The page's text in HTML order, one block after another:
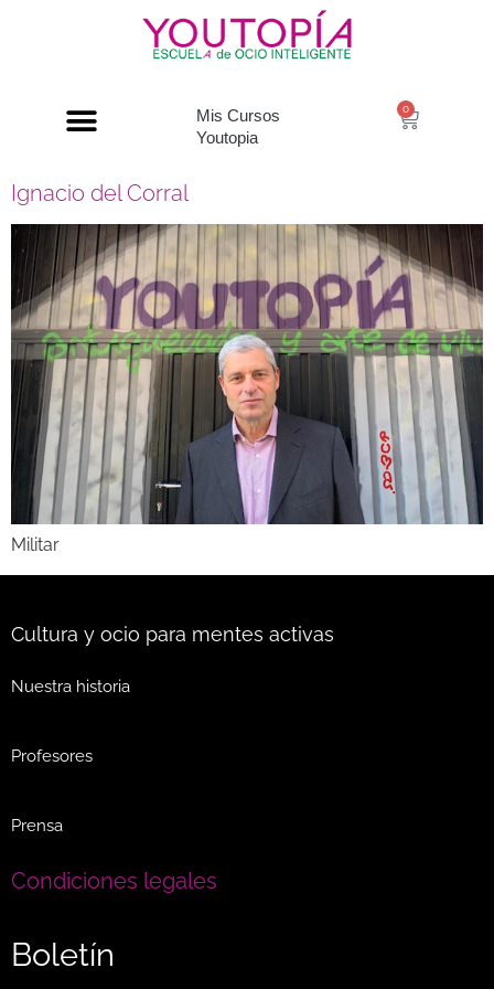
Mis Cursos
Youtopia
0
Ignacio del Corral
Militar
Cultura y ocio para mentes activas
Nuestra historia
Profesores
Prensa
Condiciones legales
Boletín